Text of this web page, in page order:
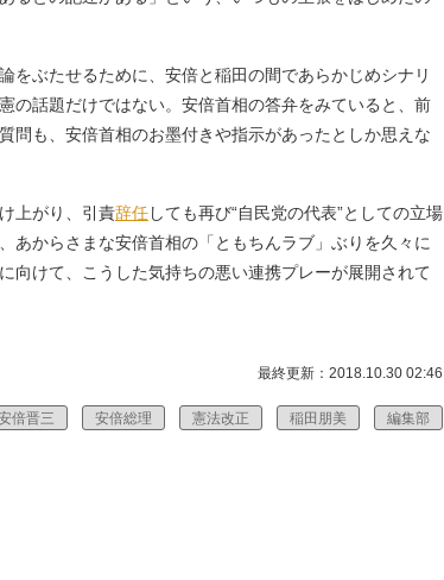
ぶたせるために、安倍と稲田の間であらかじめシナリ
の話題だけではない。安倍首相の答弁をみていると、前
問も、安倍首相のお墨付きや指示があったとしか思えな
上がり、引責辞任しても再び“自民党の代表”としての立場
あからさまな安倍首相の「ともちんラブ」ぶりを久々に
向けて、こうした気持ちの悪い連携プレーが展開されて
最終更新：2018.10.30 02:46
倍晋三 安倍総理 憲法改正 稲田朋美 編集部